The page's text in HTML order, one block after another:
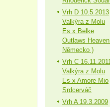
Vrh D 10.5.2013
Valkýra z Molu
Es x Belke
Outlaws
Německo )
Vrh C
Valkýra z Molu
Es x Amore Mio
Srdcerváč
Vrh A 19.3.2009